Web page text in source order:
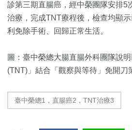
診第三期直腸癌，經中榮團隊安排5
治療，完成TNT療程後，檢查均顯
利免除手術、回歸正常生活。
圖：臺中榮總大腸直腸外科團隊說
(TNT)」結合「觀察與等待」免開刀
臺中榮總1，直腸癌2，TNT治療3